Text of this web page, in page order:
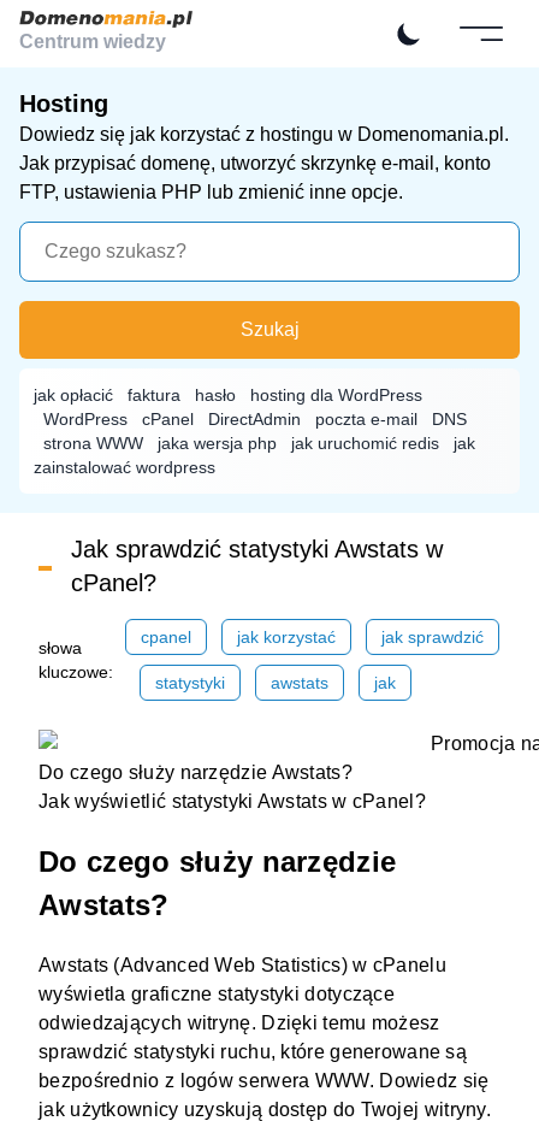
Centrum wiedzy
Hosting
Dowiedz się jak korzystać z hostingu w Domenomania.pl.
Jak przypisać domenę, utworzyć skrzynkę e-mail, konto
FTP, ustawienia PHP lub zmienić inne opcje.
Szukaj
jak opłacić faktura hasło
hosting dla WordPress
WordPress
cPanel DirectAdmin poczta e-mail
DNS
strona WWW
jaka wersja php jak uruchomić redis
jak
zainstalować wordpress
Jak sprawdzić statystyki Awstats w
cPanel?
słowa
kluczowe:
cpanel jak korzystać jak sprawdzić
statystyki awstats jak
Do czego służy narzędzie Awstats?
Jak wyświetlić statystyki Awstats w cPanel?
Do czego służy narzędzie
Awstats?
Awstats (Advanced Web Statistics) w cPanelu
wyświetla graficzne statystyki dotyczące
odwiedzających witrynę. Dzięki temu możesz
sprawdzić statystyki ruchu, które generowane są
bezpośrednio z logówserwera WWW. Dowiedz się
jak użytkownicy uzyskują dostęp do Twojej witryny.